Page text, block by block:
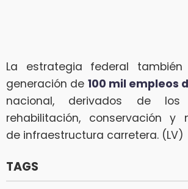
La estrategia federal
generación de 100 mil empleos
nacional, derivados de
rehabilitación, conservación y
de infraestructura carretera. (LV)
TAGS